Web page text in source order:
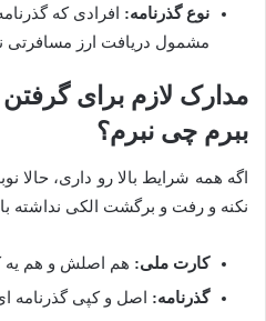
نوع گذرنامه: افرادی که
مشمول دریافت ارز مسافرتی
مدارک لازم برای
ببرم چی نبرم؟
اگه همه شرایط بالا رو داری، حالا
نکنه و رفت و برگشت الکی نداشته
کارت ملی: هم اصلش و هم یه
گذرنامه: اصل و کپی گذرنامه ای که حداقل